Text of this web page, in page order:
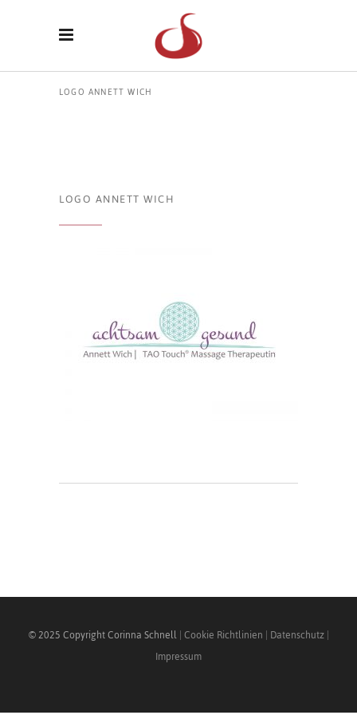
LOGO ANNETT WICH
LOGO ANNETT WICH
© 2025 Copyright Corinna Schnell|Cookie Richtlinien | Datenschutz|
Impressum